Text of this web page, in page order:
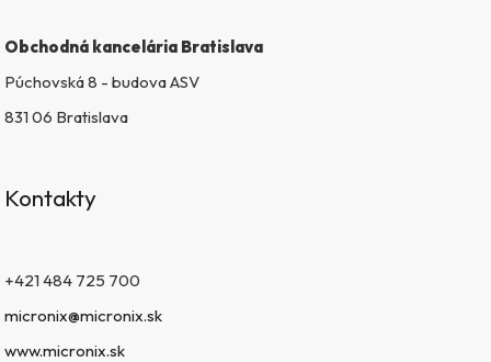
Obchodná kancelária Bratislava
Púchovská 8 - budova ASV
831 06 Bratislava
Kontakty
+421 484 725 700
micronix@micronix.sk
www.micronix.sk